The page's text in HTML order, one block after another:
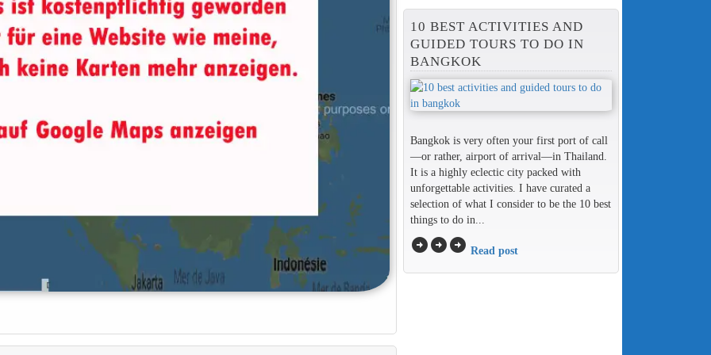
10 BEST ACTIVITIES AND
GUIDED TOURS TO DO IN
BANGKOK
Bangkok is very often your first port of call
—or rather, airport of arrival—in Thailand.
It is a highly eclectic city packed with
unforgettable activities. I have curated a
selection of what I consider to be the 10 best
things to do in...
arrow_circle_rightarrow_circle_rightarrow_circle_right Read post